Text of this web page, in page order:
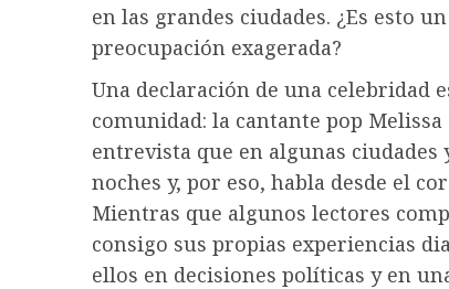
en las grandes ciudades. ¿Es esto
preocupación exagerada?
Una declaración de una celebridad
comunidad: la cantante pop
entrevista que en algunas ciudades
noches y, por eso, habla desde el
Mientras que algunos lectores
consigo sus propias experiencias
ellos en decisiones políticas y en